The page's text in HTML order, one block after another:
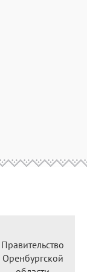
Правительство
Оренбургской